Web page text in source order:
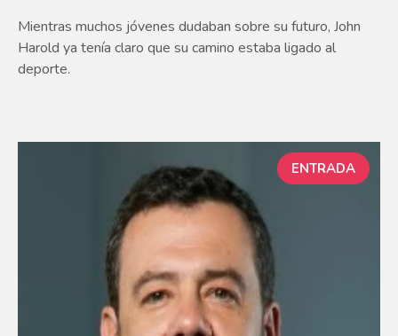
Mientras muchos jóvenes dudaban sobre su futuro, John
Harold ya tenía claro que su camino estaba ligado al
deporte.
ENTRADA